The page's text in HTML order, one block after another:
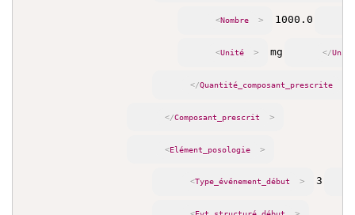
<Nombre > 1000.0
<Unité > mg </Unité
</Quantité_composant_prescrite
</Composant_prescrit >
<Elément_posologie >
<Type_événement_début > 3